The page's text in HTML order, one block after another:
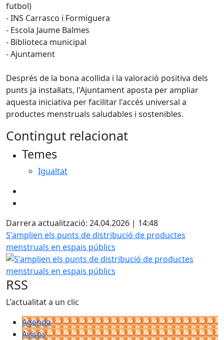
futbol)
- INS Carrasco i Formiguera
- Escola Jaume Balmes
- Biblioteca municipal
- Ajuntament
Després de la bona acollida i la valoració positiva dels
punts ja instal·lats, l'Ajuntament aposta per ampliar
aquesta iniciativa per facilitar l'accés universal a
productes menstruals saludables i sostenibles.
Contingut relacionat
Temes
Igualtat
Darrera actualització: 24.04.2026 | 14:48
S'amplien els punts de distribució de productes
menstruals en espais públics
RSS
L'actualitat a un clic
Agenda
Avisos